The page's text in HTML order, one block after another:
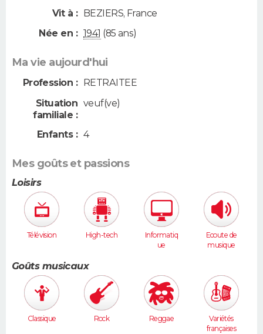
Vit à : BEZIERS, France
Née en : 1941 (85 ans)
Ma vie aujourd'hui
Profession :
RETRAITEE
Situation
familiale :
veuf(ve)
Enfants : 4
Mes goûts et passions
Loisirs
Télévision High-tech
Informatiq
ue
Ecoute de
musique
Goûts musicaux
Classique Rock Reggae
Variétés
françaises